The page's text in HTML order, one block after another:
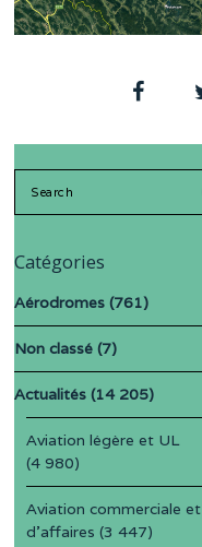
Catégories
Aérodromes (761)
Non classé (7)
Actualités (14 205)
Aviation légère et UL
(4 980)
Aviation commerciale et
d'affaires (3 447)